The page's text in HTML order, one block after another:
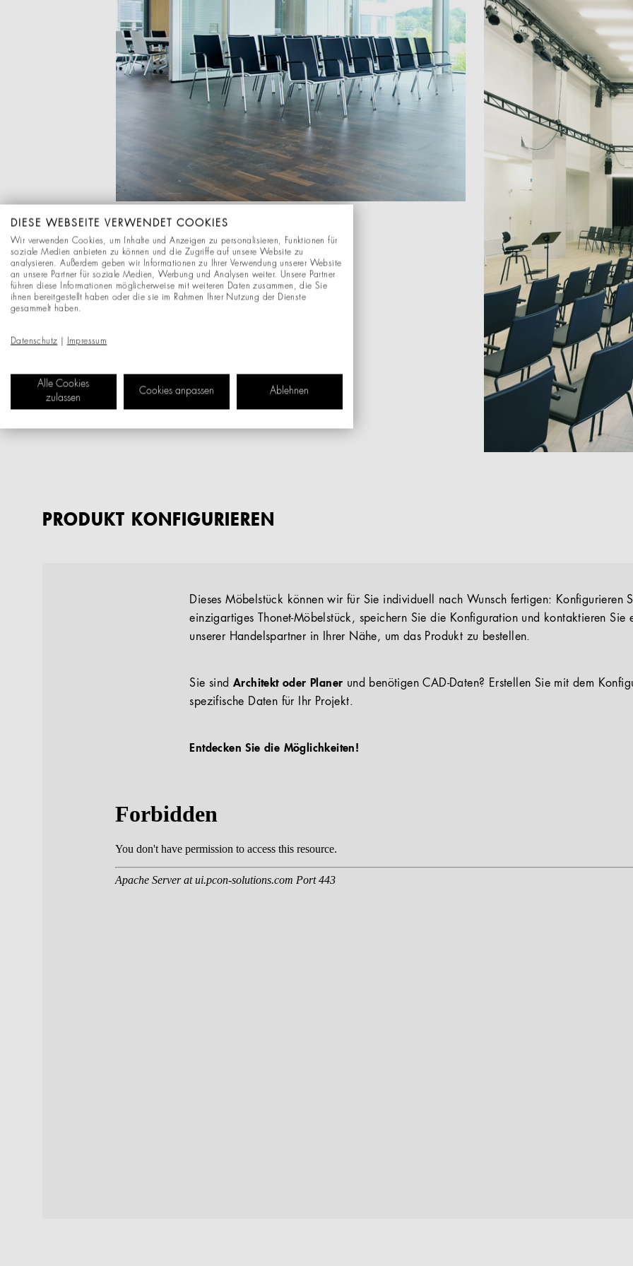
PRODUKT KONFIGURIEREN
Dieses Möbelstück können wir für Sie individuell nach Wunsch fertigen: Konfigurieren
einzigartiges Thonet-Möbelstück, speichern Sie die Konfiguration und kontaktieren Sie
unserer Handelspartner in Ihrer Nähe, um das Produkt zu bestellen.
Sie sind Architekt oder Planer und benötigen CAD-Daten? Erstellen Sie mit dem
spezifische Daten für Ihr Projekt.
Entdecken Sie die Möglichkeiten!
DIESE WEBSEITE VERWENDET COOKIES
Wir verwenden Cookies, um Inhalte und Anzeigen zu personalisieren, Funktionen für
soziale Medien anbieten zu können und die Zugriffe auf unsere Website zu
analysieren. Außerdem geben wir Informationen zu Ihrer Verwendung unserer Website
an unsere Partner für soziale Medien, Werbung und Analysen weiter. Unsere Partner
führen diese Informationen möglicherweise mit weiteren Daten zusammen, die Sie
ihnen bereitgestellt haben oder die sie im Rahmen Ihrer Nutzung der Dienste
gesammelt haben.
Datenschutz Impressum
Alle Cookies
zulassen
Cookies anpassen Ablehnen